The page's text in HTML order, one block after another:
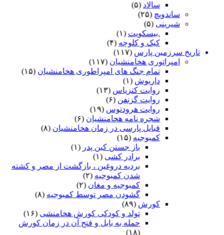
سالاد (۵)
ساندویچ (۲۵)
شیرینی (۵)
.بیسکویت (۱)
کیک و کلوچه (۴)
تاریخ سرزمین پارس (۱۱۷)
امپراتوری هخامنشیان (۱۱۷)
تمام جنگ های امپراطوری هخامنشیان (۱۵)
داریوش (۱)
روایت کتزیاس (۱۳)
روایت گزنفن (۶)
روایت هرودتوس (۱۹)
شجره نامه هخامنشیان (۶)
قبایل پارسی در زمان هخامنشیان (۸)
کمبوجیه (۱۵)
باز جستن کین پدر (۱)
برادر کشی (۱)
بردیه دروغین ، بازگشت از مصر و کشته
شدن کمبوجیه (۲)
کمبوجیه و مغان (۲)
گشودن مصر توسط کمبوجیه (۸)
کورش (۸۹)
تولد و کودکی کورش هخامنشی (۱۶)
حمله به بابل و فتح آن در زمان کورش
(۱۸)